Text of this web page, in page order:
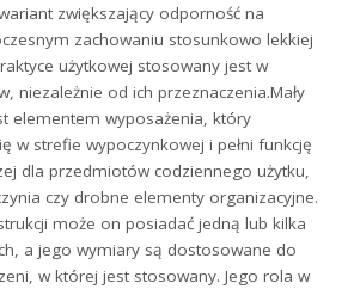
zwiększający odporność na
zachowaniu stosunkowo lekkiej
użytkowej stosowany jest w
niezależnie od ich przeznaczenia.Mały
elementem wyposażenia, który
w strefie wypoczynkowej i pełni funkcję
dla przedmiotów codziennego użytku,
czy drobne elementy organizacyjne.
może on posiadać jedną lub kilka
a jego wymiary są dostosowane do
w której jest stosowany. Jego rola w